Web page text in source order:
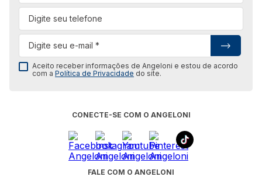
Aceito receber informações de Angeloni e estou de acordo
com aPolítica de Privacidade do site.
CONECTE-SE COM O ANGELONI
FALE COM O ANGELONI